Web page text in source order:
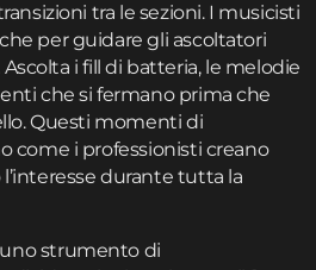
tra le sezioni. I musicisti
per guidare gli ascoltatori
i fill di batteria, le melodie
che si fermano prima che
Questi momenti di
come i professionisti creano
durante tutta la
strumento di